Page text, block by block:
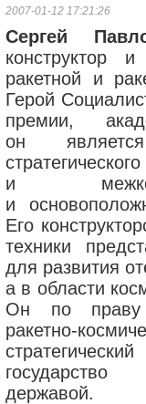
2007-01-12 17:21:26
Cергей
конструктор
ракетной и
Герой
премии,
он является
и
и
Его
техники
для развития
а в области
Он по праву
ракетно-
государство
державой.